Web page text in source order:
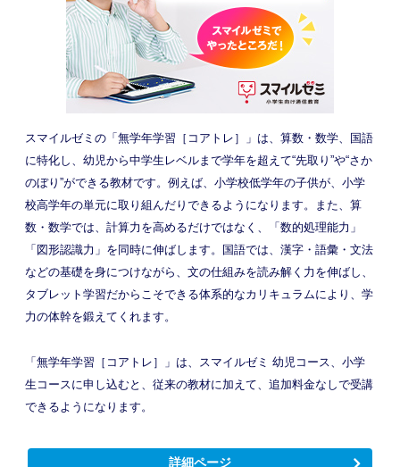
スマイルゼミの「無学年学習［コアトレ］」は、算数・数学、国語
に特化し、幼児から中学生レベルまで学年を超えて“先取り”や“さか
のぼり”ができる教材です。例えば、小学校低学年の子供が、小学
校高学年の単元に取り組んだりできるようになります。また、算
数・数学では、計算力を高めるだけではなく、「数的処理能力」
「図形認識力」を同時に伸ばします。国語では、漢字・語彙・文法
などの基礎を身につけながら、文の仕組みを読み解く力を伸ばし、
タブレット学習だからこそできる体系的なカリキュラムにより、学
力の体幹を鍛えてくれます。
「無学年学習［コアトレ］」は、スマイルゼミ 幼児コース、小学
生コースに申し込むと、従来の教材に加えて、追加料金なしで受講
できるようになります。
詳細ページ